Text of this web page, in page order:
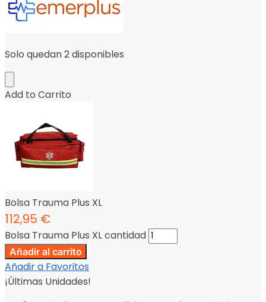
Solo quedan 2 disponibles
Add to Carrito
Bolsa Trauma Plus XL
112,95 €
Bolsa Trauma Plus XL cantidad
Añadir al carrito
Añadir a Favoritos
¡Últimas Unidades!